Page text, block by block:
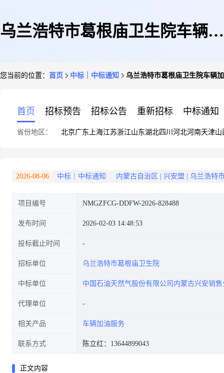
乌兰浩特市葛根庙卫生院车辆加
您当前的位置： 首页 中标｜中标通知 乌兰浩特市葛根庙卫生院车辆
首页 招标预告 招标公告 重新招标 中标通知
省份地区： 北京广东 上海江苏浙江山东湖北四川 河北河南天津山
2026-08-06 中标｜中标通知 内蒙古自治区 兴安盟 乌兰浩特
项目编号 NMGZFCG-DDFW-2026-828488
发布时间 2026-02-03 14:48:53
投标截止时间
招标单位 乌兰浩特市葛根庙卫生院
中标单位 中国石油天然气股份有限公司内蒙古兴安销
代理单位
相关产品 车辆加油服务
联系方式 陈立红：13644899043
正文内容